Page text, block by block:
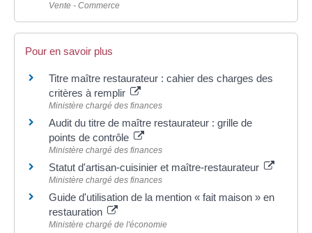
Vente - Commerce
Pour en savoir plus
Titre maître restaurateur : cahier des charges des
critères à remplir
Ministère chargé des finances
Audit du titre de maître restaurateur : grille de
points de contrôle
Ministère chargé des finances
Statut d'artisan-cuisinier et maître-restaurateur
Ministère chargé des finances
Guide d'utilisation de la mention « fait maison » en
restauration
Ministère chargé de l'économie